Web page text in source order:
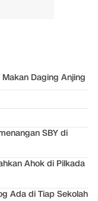
Daging Anjing
SBY di
Ahok di Pilkada
Ada di Tiap Sekolah